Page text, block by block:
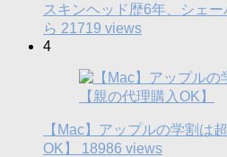
スキンヘッド歴6年、シェ
ら 21719 views
4
【Mac】アップルの学割は
OK】 18986 views